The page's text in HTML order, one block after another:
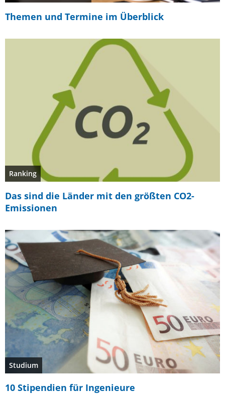
Themen und Termine im Überblick
Ranking
Das sind die Länder mit den größten CO2-
Emissionen
Studium
10 Stipendien für Ingenieure